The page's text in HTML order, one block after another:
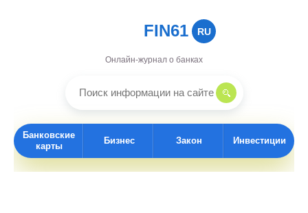
FIN61 RU
Онлайн-журнал о банках
Банковские
карты
Бизнес Закон Инвестиции